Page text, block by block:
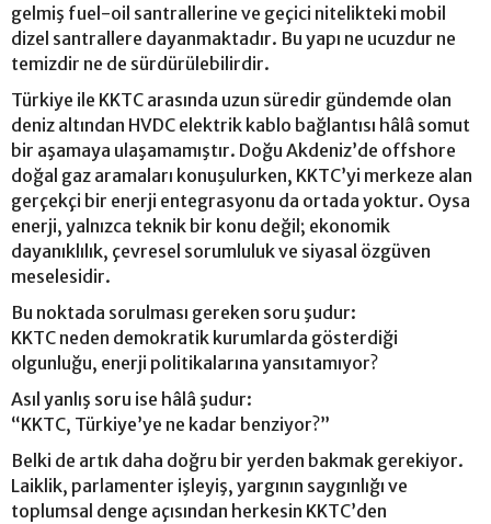
gelmiş fuel-oil santrallerine ve geçici nitelikteki mobil
dizel santrallere dayanmaktadır. Bu yapı ne ucuzdur ne
temizdir ne de sürdürülebilirdir.
Türkiye ile KKTC arasında uzun süredir gündemde olan
deniz altından HVDC elektrik kablo bağlantısı hâlâ somut
bir aşamaya ulaşamamıştır. Doğu Akdeniz’de offshore
doğal gaz aramaları konuşulurken, KKTC’yi merkeze alan
gerçekçi bir enerji entegrasyonu da ortada yoktur. Oysa
enerji, yalnızca teknik bir konu değil; ekonomik
dayanıklılık, çevresel sorumluluk ve siyasal özgüven
meselesidir.
Bu noktada sorulması gereken soru şudur:
KKTC neden demokratik kurumlarda gösterdiği
olgunluğu, enerji politikalarına yansıtamıyor?
Asıl yanlış soru ise hâlâ şudur:
“KKTC, Türkiye’ye ne kadar benziyor?”
Belki de artık daha doğru bir yerden bakmak gerekiyor.
Laiklik, parlamenter işleyiş, yargının saygınlığı ve
toplumsal denge açısından herkesin KKTC’den